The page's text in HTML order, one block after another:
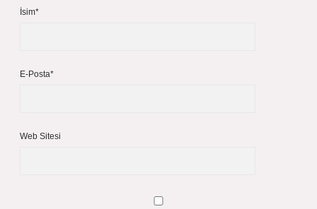
İsim*
E-Posta*
Web Sitesi